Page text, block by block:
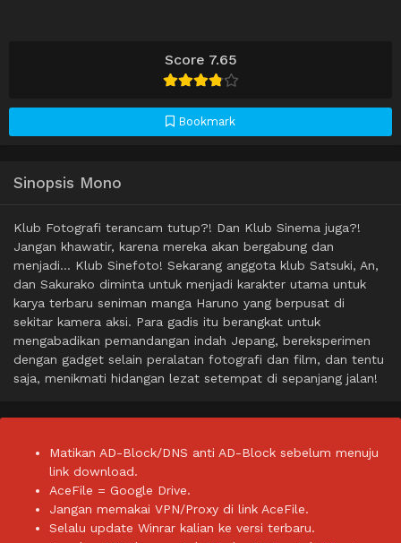
Score 7.65
Bookmark
Sinopsis Mono
Klub Fotografi terancam tutup?! Dan Klub Sinema juga?!
Jangan khawatir, karena mereka akan bergabung dan
menjadi… Klub Sinefoto! Sekarang anggota klub Satsuki, An,
dan Sakurako diminta untuk menjadi karakter utama untuk
karya terbaru seniman manga Haruno yang berpusat di
sekitar kamera aksi. Para gadis itu berangkat untuk
mengabadikan pemandangan indah Jepang, bereksperimen
dengan gadget selain peralatan fotografi dan film, dan tentu
saja, menikmati hidangan lezat setempat di sepanjang jalan!
Matikan AD-Block/DNS anti AD-Block sebelum menuju
link download.
AceFile = Google Drive.
Jangan memakai VPN/Proxy di link AceFile.
Selalu update Winrar kalian ke versi terbaru.